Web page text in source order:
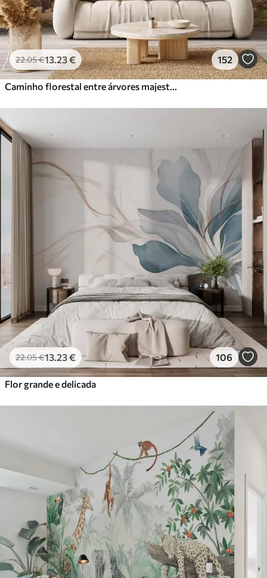
22.05€13 .23€ 152
22.05€13 .23€ 106
Flor grande e delicada